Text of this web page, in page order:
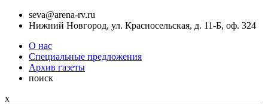
seva@arena-rv.ru
Нижний Новгород, ул. Красносельская, д. 11-Б, оф. 324
О нас
Специальные предложения
Архив газеты
поиск
x